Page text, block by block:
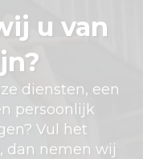
u van
diensten, een
persoonlijk
Vul het
dan nemen wij